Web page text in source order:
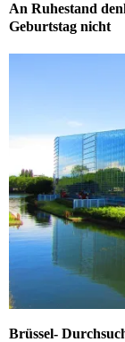
An Ruhestand
Geburtstag nicht
Brüssel-